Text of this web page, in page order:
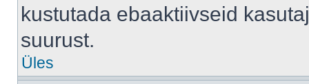
kustutada ebaaktiivseid
suurust.
Üles